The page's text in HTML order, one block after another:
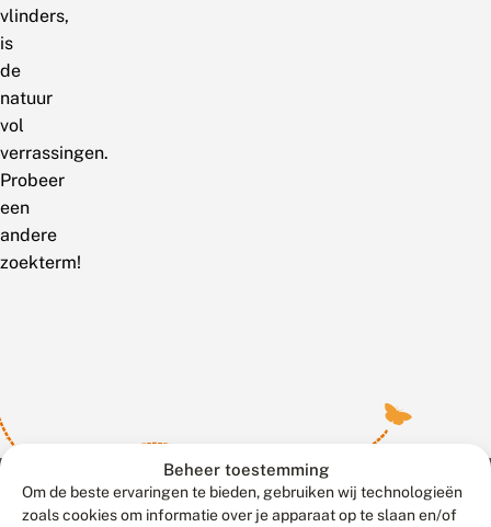
Beheer toestemming
Om de beste ervaringen te bieden, gebruiken wij technologieën
zoals cookies om informatie over je apparaat op te slaan en/of
vlinders,
is
de
natuur
vol
verrassingen.
Probeer
een
andere
zoekterm!